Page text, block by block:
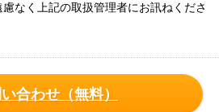
なく上記の取扱管理者にお訊ねくださ
合わせ（無料）